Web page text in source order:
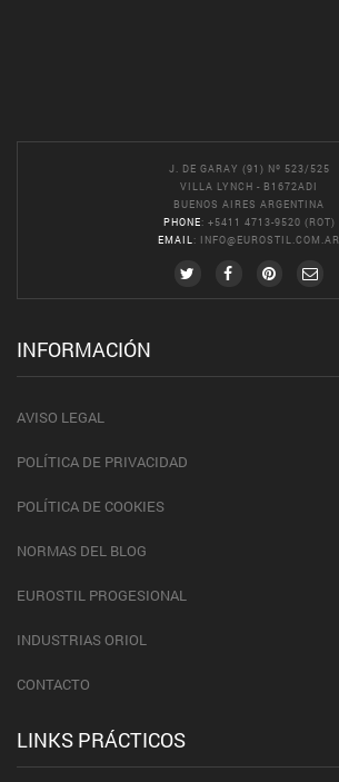
J. DE GARAY (91) Nº 523/525
VILLA LYNCH - B1672ADI
BUENOS AIRES ARGENTINA
PHONE: +5411 4713-9520 (ROT)
EMAIL : INFO@EUROSTIL.COM.AR
INFORMACIÓN
AVISO LEGAL
POLÍTICA DE PRIVACIDAD
POLÍTICA DE COOKIES
NORMAS DEL BLOG
EUROSTIL PROGESIONAL
INDUSTRIAS ORIOL
CONTACTO
LINKS PRÁCTICOS